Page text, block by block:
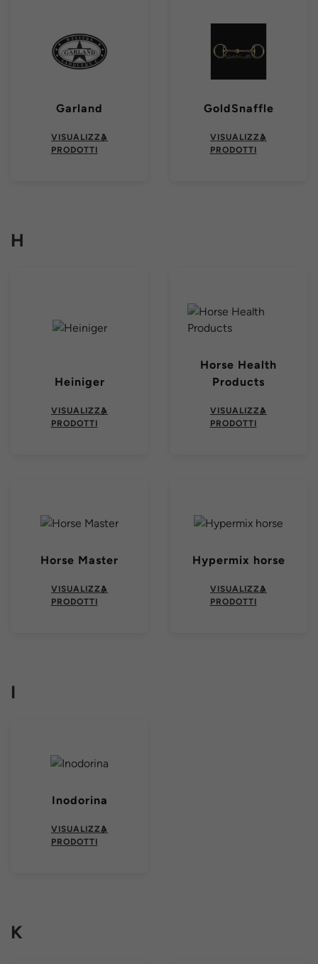
Garland
VISUALIZZA
PRODOTTI
GoldSnaffle
VISUALIZZA
PRODOTTI
H
Heiniger
VISUALIZZA
PRODOTTI
Horse Health
Products
VISUALIZZA
PRODOTTI
Horse Master
VISUALIZZA
PRODOTTI
Hypermix horse
VISUALIZZA
PRODOTTI
I
Inodorina
VISUALIZZA
PRODOTTI
K